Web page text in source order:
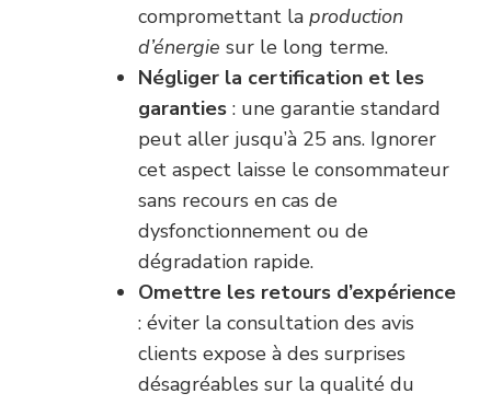
compromettant la production
d’énergie sur le long terme.
Négliger la certification et les
garanties : une garantie standard
peut aller jusqu’à 25 ans. Ignorer
cet aspect laisse le consommateur
sans recours en cas de
dysfonctionnement ou de
dégradation rapide.
Omettre les retours d’expérience
: éviter la consultation des avis
clients expose à des surprises
désagréables sur la qualité du